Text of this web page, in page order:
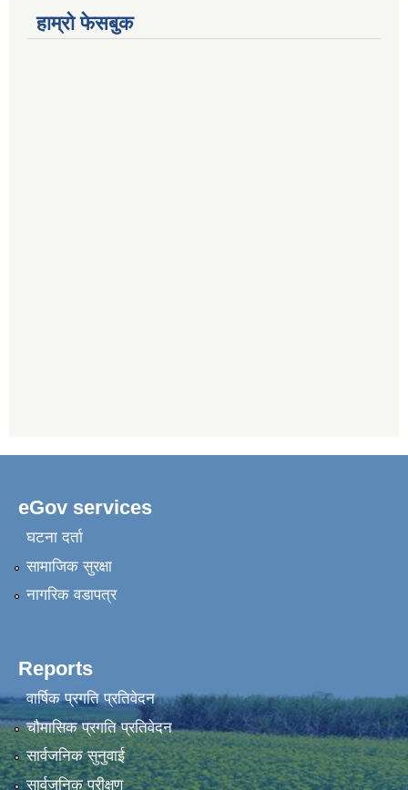
हाम्रो फेसबुक
eGov services
घटना दर्ता
सामाजिक सुरक्षा
नागरिक वडापत्र
Reports
वार्षिक प्रगति प्रतिवेदन
चौमासिक प्रगति प्रतिवेदन
सार्वजनिक सुनुवाई
सार्वजनिक परीक्षण